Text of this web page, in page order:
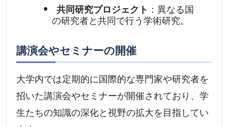
共同研究プロジェクト ：異なる国
の研究者と共同で行う学術研究。
講演会やセミナーの開催
大学内では定期的に国際的な専門家や研究者を
招いた講演会やセミナーが開催されており、学
生たちの知識の深化と視野の拡大を目指してい